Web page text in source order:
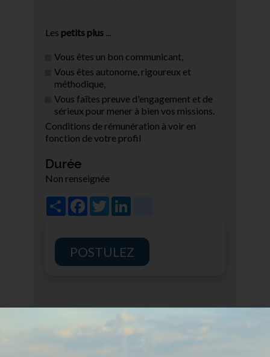
Les petits plus ...
Vous êtes un bon communicant,
Vous êtes autonome, rigoureux et
méthodique,
Vous faîtes preuve d'engagement et de
sérieux pour mener à bien vos missions.
Conditions de rémunération à voir en
fonction de votre profil
Durée
Non renseignée
Share Facebook
Twitter
POSTULEZ